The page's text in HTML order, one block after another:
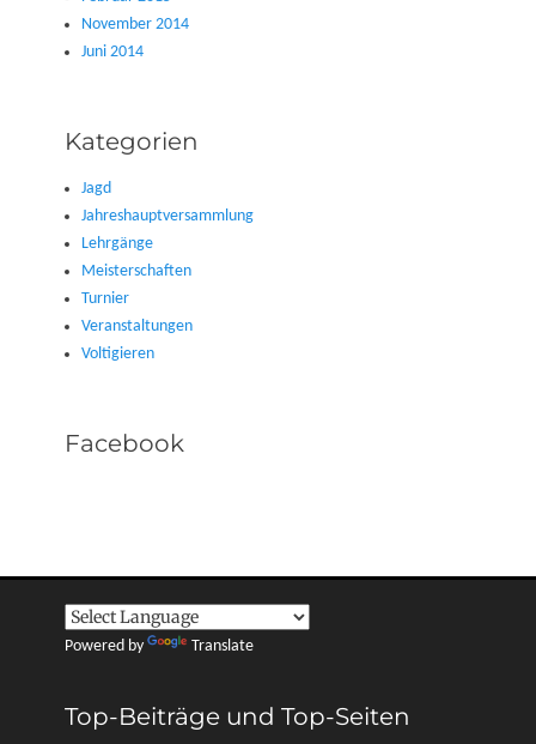
November 2014
Juni 2014
Kategorien
Jagd
Jahreshauptversammlung
Lehrgänge
Meisterschaften
Turnier
Veranstaltungen
Voltigieren
Facebook
Powered by Translate
Top-Beiträge und Top-Seiten